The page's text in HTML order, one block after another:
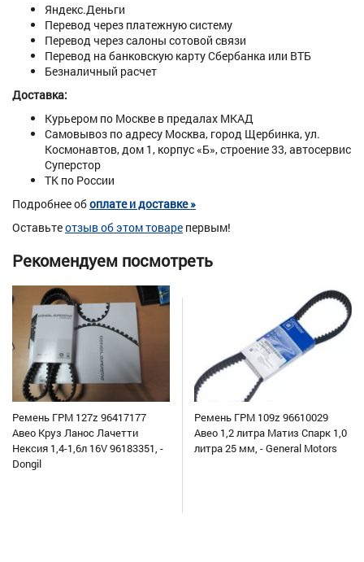
Яндекс.Деньги
Перевод через платежную систему
Перевод через салоны сотовой связи
Перевод на банковскую карту Сбербанка или ВТБ
Безналичный расчет
Доставка:
Курьером по Москве в предалах МКАД
Самовывоз по адресу Москва, город Щербинка, ул.
Космонавтов, дом 1, корпус «Б», строение 33, автосервис
Суперстор
ТК по России
Подробнее обоплате и доставке »
Оставьтеотзыв об этом товаре первым!
Рекомендуем посмотреть
Ремень ГРМ 127z 96417177
Авео Круз Ланос Лачетти
Нексия 1,4-1,6л 16V 96183351, -
Dongil
Ремень ГРМ 109z 96610029
Авео 1,2 литра Матиз Спарк 1,0
литра 25 мм, - General Motors